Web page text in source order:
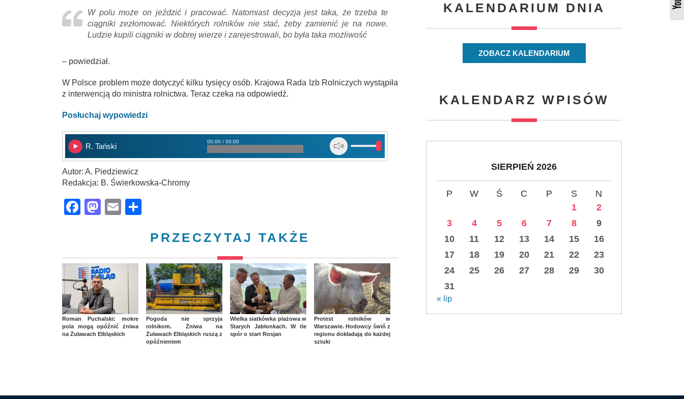
W polu może on jeździć i pracować. Natomiast decyzja jest taka, że trzeba te
ciągniki zezłomować. Niektórych rolników nie stać, żeby zamienić je na nowe.
Ludzie kupili ciągniki w dobrej wierze i zarejestrowali, bo była taka możliwość
– powiedział.
W Polsce problem może dotyczyć kilku tysięcy osób. Krajowa Rada Izb Rolniczych wystąpiła
z interwencją do ministra rolnictwa. Teraz czeka na odpowiedź.
Posłuchaj wypowiedzi
R. Tański
00:00 / 00:00
Autor: A. Piedziewicz
Redakcja: B. Świerkowska-Chromy
Facebook
Mastodon
Email
PRZECZYTAJ TAKŻE
Roman Puchalski: mokre
pola mogą opóźnić żniwa
na Żuławach Elbląskich
Pogoda nie sprzyja
rolnikom. Żniwa na
Żuławach Elbląskich ruszą z
opóźnieniem
Wielka siatkówka plażowa w
Starych Jabłonkach. W tle
spór o start Rosjan
Protest rolników w
Warszawie. Hodowcy świń z
regionu dokładają do każdej
sztuki
KALENDARIUM DNIA
ZOBACZ KALENDARIUM
KALENDARZ WPISÓW
SIERPIEŃ 2026
P W Ś C P S
N
1
2
3
4 5 6 7 8
9
10
11 12 13 14 15
16
17
18 19 20 21 22
23
24
25 26 27 28 29
30
31
« lip